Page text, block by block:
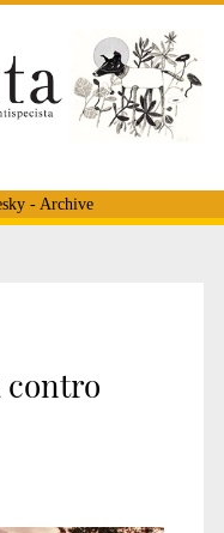
- Archive
contro